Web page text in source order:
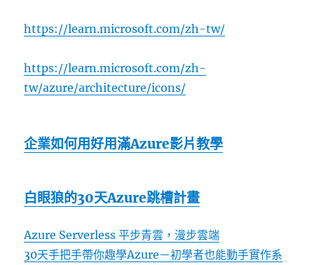
https://learn.microsoft.com/zh-tw/
https://learn.microsoft.com/zh-
tw/azure/architecture/icons/
企業如何用好用滿Azure影片教學
白眼狼的30天Azure跳槽計畫
Azure Serverless 平步青雲，漫步雲端
30天手把手帶你趣學Azure－初學者也能動手實作系